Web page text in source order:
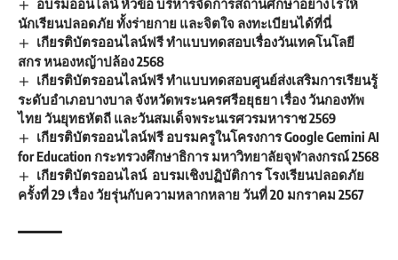
อบรมออนไลน์ หัวข้อ บริหารจัดการสถานศึกษาอย่างไรให้
นักเรียนปลอดภัย ทั้งร่ายกาย และจิตใจ ลงทะเบียนได้ที่นี่
เกียรติบัตรออนไลน์ฟรี ทำแบบทดสอบเรื่องวันเทคโนโลยี
สกร หนองหญ้าปล้อง 2568
เกียรติบัตรออนไลน์ฟรี ทำแบบทดสอบศูนย์ส่งเสริมการเรียนรู้
ระดับอำเภอบางบาล จังหวัดพระนครศรีอยุธยา เรื่อง วันกองทัพ
ไทย วันยุทธหัตถี และวันสมเด็จพระนเรศวรมหาราช 2569
เกียรติบัตรออนไลน์ฟรี อบรมครูในโครงการ Google Gemini AI
for Education กระทรวงศึกษาธิการ มหาวิทยาลัยจุฬาลงกรณ์ 2568
เกียรติบัตรออนไลน์ อบรมเชิงปฏิบัติการ โรงเรียนปลอดภัย
ครั้งที่ 29 เรื่อง วัยรุ่นกับความหลากหลาย วันที่ 20 มกราคม 2567